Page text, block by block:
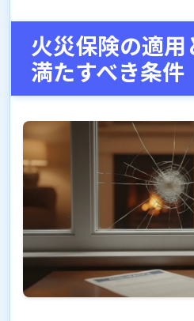
火災保険の適用
満たすべき条件